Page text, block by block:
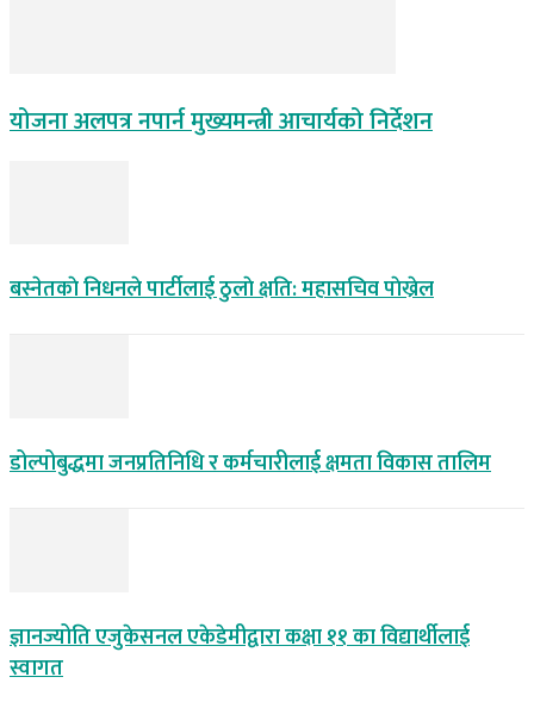
योजना अलपत्र नपार्न मुख्यमन्त्री आचार्यको निर्देशन
बस्नेतकाे निधनले पार्टीलाई ठुलाे क्षति: महासचिव पाेख्रेल
डोल्पोबुद्धमा जनप्रतिनिधि र कर्मचारीलाई क्षमता विकास तालिम
ज्ञानज्योति एजुकेसनल एकेडेमीद्वारा कक्षा ११ का विद्यार्थीलाई
स्वागत